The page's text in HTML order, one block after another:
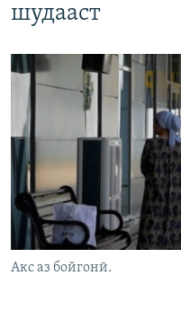
шудааст
Акс аз бойгонӣ.